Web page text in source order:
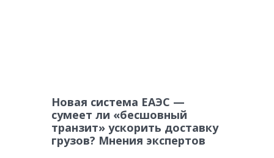
Новая система ЕАЭС —
сумеет ли «бесшовный
транзит» ускорить доставку
грузов? Мнения экспертов